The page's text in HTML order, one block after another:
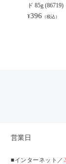
ド 85g (86719)
¥396 （税込）
営業日
■インターネット／